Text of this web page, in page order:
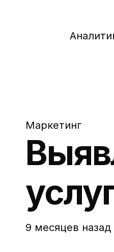
Маркетинг
9 месяцев назад